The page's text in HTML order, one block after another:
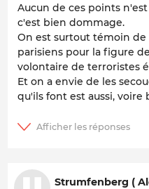
Aucun de ces points
c'est bien dommage.
On est surtout témoin
parisiens pour la figure
volontaire de terroristes
Et on a envie de les
qu'ils font est aussi,
Strumfenberg (